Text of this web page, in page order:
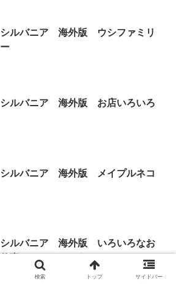
シルバニア 海外版 ウシファミリ
ー
シルバニア 海外版 お店いろいろ
シルバニア 海外版 メイプルネコ
シルバニア 海外版 いろいろなお
仕事のシルバニアたち
検索 トップ サイドバー